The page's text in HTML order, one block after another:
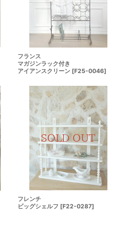
フランス
マガジンラック付き
アイアンスクリーン [F25-0046]
フレンチ
ビッグシェルフ [F22-0287]